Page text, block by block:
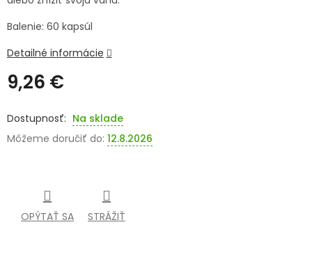
SENIORI
ZNAČKY
Prihlásenie
9,26 €
cena:
Na sklade
Môžeme doručiť do: 12.8.2026
Balenie: 60 kapsúl
Detailné informácie
OPÝTAŤ SA STRÁŽIŤ